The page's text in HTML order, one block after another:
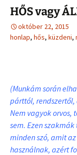
HŐS vagy
október 22, 2015
honlap, hős, küzdeni,
(Munkám során
párttól,
Nem vagyok orvos,
sem. Ezen
minden szó, amit
használnak, azért